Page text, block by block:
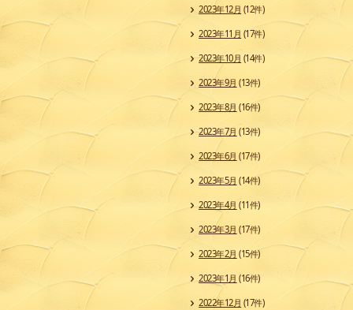
2023年12月 (12件)
2023年11月(17件)
2023年10月 (14件)
2023年9月 (13件)
2023年8月 (16件)
2023年7月 (13件)
2023年6月 (17件)
2023年5月 (14件)
2023年4月 (11件)
2023年3月 (17件)
2023年2月 (15件)
2023年1月 (16件)
2022年12月 (17件)